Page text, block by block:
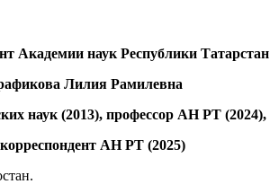
Академии наук Республики Татарстан
Лилия Рамилевна
наук (2013), профессор АН РТ (2024),
АН РТ (2025)